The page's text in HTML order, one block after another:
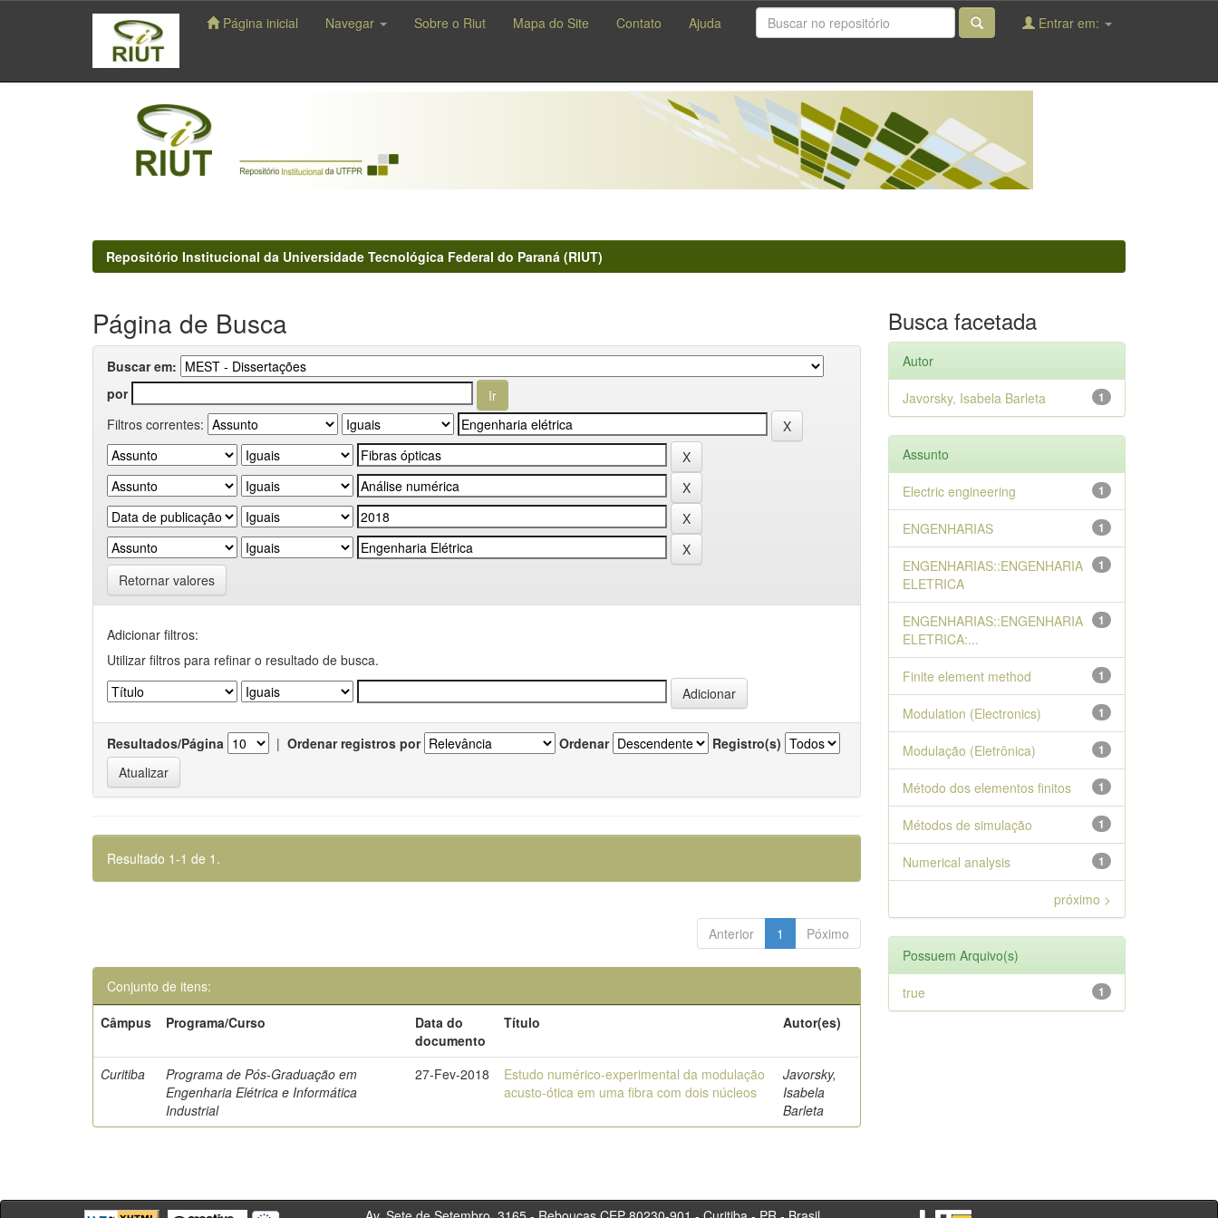
navigation
Página inicial Navegar Sobre o Riut Mapa do Site Contato Ajuda Entrar em:
Repositório Institucional da Universidade Tecnológica Federal do Paraná (RIUT)
Página de Busca
Buscar em:
por
Filtros correntes:
Retornar valores
Adicionar filtros:
Utilizar filtros para refinar o resultado de busca.
Resultados/Página | Ordenar registros por Ordenar Registro(s)
Resultado 1-1 de 1.
Anterior 1 Póximo
Conjunto de itens:
Câmpus
Programa/Curso
Data do
documento
Título Autor(es)
Curitiba
Programa de Pós-Graduação em
Engenharia Elétrica e Informática
Industrial
27-Fev-2018
Estudo numérico-experimental da modulação
acusto-ótica em uma fibra com dois núcleos
Javorsky,
Isabela
Barleta
Busca facetada
Autor
1
Javorsky, Isabela Barleta
Assunto
1
Electric engineering
1
ENGENHARIAS
1
ENGENHARIAS::ENGENHARIA
ELETRICA
1
ENGENHARIAS::ENGENHARIA
ELETRICA:...
1
Finite element method
1
Modulation (Electronics)
1
Modulação (Eletrônica)
1
Método dos elementos finitos
1
Métodos de simulação
1
Numerical analysis
próximo >
Possuem Arquivo(s)
1
true